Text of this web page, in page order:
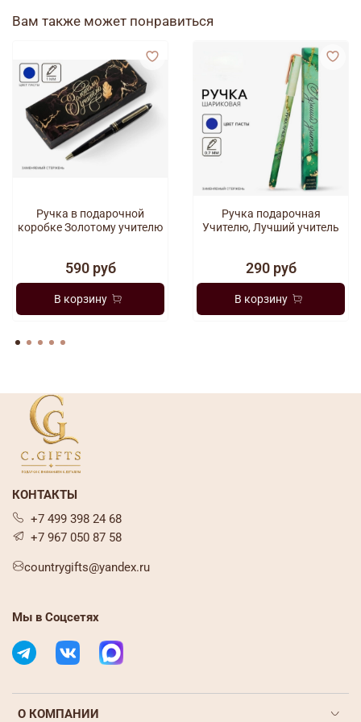
процесс письма комфортным, а милый дизайн поднимает
Вам также может понравиться
Ручка в подарочной
коробке Золотому учителю
590 руб
В корзину
Ручка подарочная
Учителю, Лучший учитель
290 руб
В корзину
О КОМПАНИИ
КОНТАКТЫ
+7 499 398 24 68
+7 967 050 87 58
countrygifts@yandex.ru
Мы в Соцсетях